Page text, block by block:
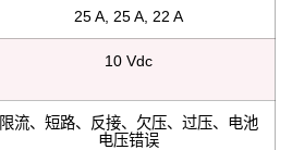
25 A, 25 A, 22 A
10 Vdc
限流、短路、反接、欠压、过压、电池
电压错误